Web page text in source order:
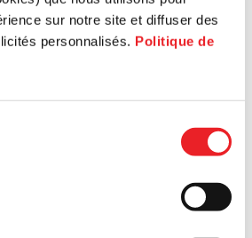
sur notre site et diffuser des
personnalisés. Politique de